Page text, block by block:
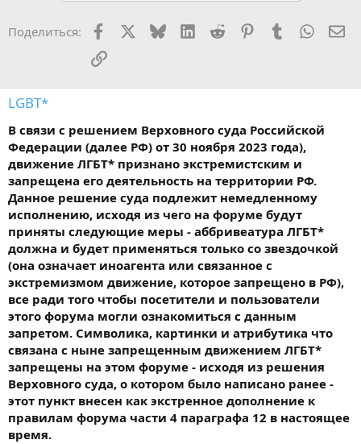
Поделиться: Facebook BlueskyLinkedIn
Reddit PinterestTumblr
Ссылка
LGBT*
В связи с решением Верховного суда Российской
Федерации (далее РФ) от 30 ноября 2023 года),
движение ЛГБТ* признано экстремистским и
запрещена его деятельность на территории РФ.
Данное решение суда подлежит немедленному
исполнению, исходя из чего на форуме будут
приняты следующие меры - аббривеатура ЛГБТ*
должна и будет применяться только со звездочкой
(она означает иноагента или связанное с
экстремизмом движение, которое запрещено в РФ),
все ради того чтобы посетители и пользователи
этого форума могли ознакомиться с данным
запретом. Символика, картинки и атрибутика что
связана с ныне запрещенным движением ЛГБТ*
запрещены на этом форуме - исходя из решения
Верховного суда, о котором было написано ранее -
этот пункт внесен как экстренное дополнение к
правилам форума части 4 параграфа 12 в настоящее
время.